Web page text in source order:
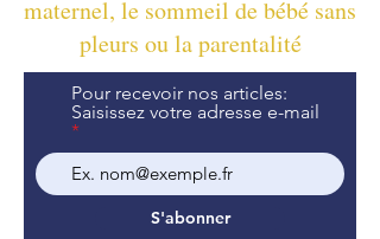
maternel, le sommeil de bébé sans
pleurs ou la parentalité
Pour recevoir nos articles:
Saisissez votre adresse e-mail
S'abonner